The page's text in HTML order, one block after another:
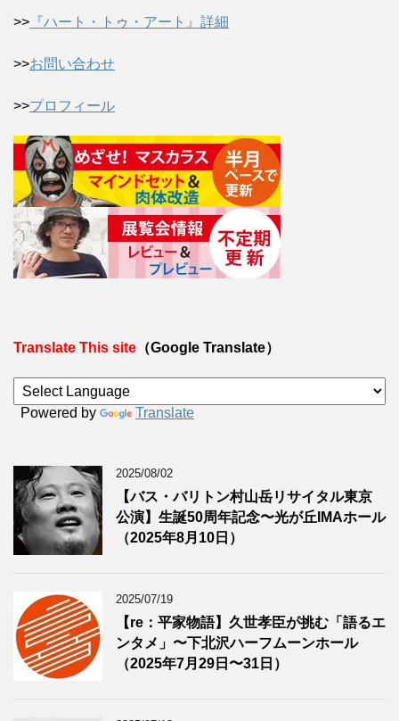
>> 『ハート・トゥ・アート』詳細
>>お問い合わせ
>>プロフィール
Translate This site （Google Translate）
Powered by Translate
2025/08/02
【バス・バリトン村山岳リサイタル東京
公演】生誕50周年記念〜光が丘IMAホール
（2025年8月10日）
2025/07/19
【re：平家物語】久世孝臣が挑む「語るエ
ンタメ」〜下北沢ハーフムーンホール
（2025年7月29日〜31日）